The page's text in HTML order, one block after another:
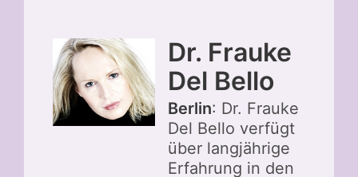
Dr. Frauke
Del Bello
Berlin: Dr. Frauke
Del Bello verfügt
über langjährige
Erfahrung in den